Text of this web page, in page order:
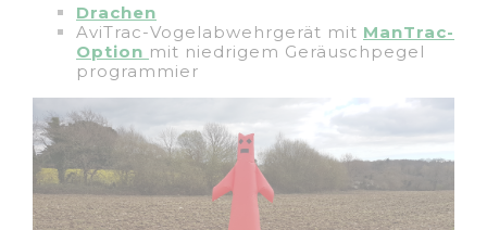
Drachen
AviTrac-Vogelabwehrgerät mit ManTrac-
Option mit niedrigem Geräuschpegel
programmier